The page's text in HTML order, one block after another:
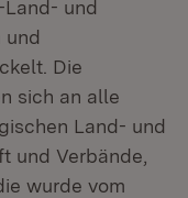
und
und
Die
sich an alle
Land- und
und Verbände,
wurde vom